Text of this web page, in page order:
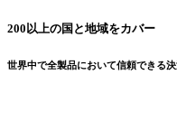
200以上の国と地域をカバー
世界中で全製品において信頼できる